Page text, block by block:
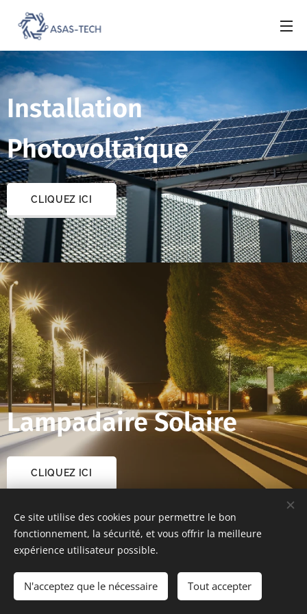
Installation
Photovoltaïque
CLIQUEZ ICI
Lampadaire Solaire
CLIQUEZ ICI
33370 Artigues-près-Bordeaux
Cookies
Ce site utilise des cookies pour permettre le bon
fonctionnement, la sécurité, et vous offrir la meilleure
expérience utilisateur possible.
N'acceptez que le nécessaire Tout accepter